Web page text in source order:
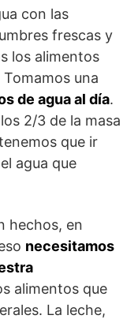
con las
frescas y
los alimentos
una
de agua al día.
2/3 de la masa
que ir
agua que
hechos, en
necesitamos
alimentos que
La leche,